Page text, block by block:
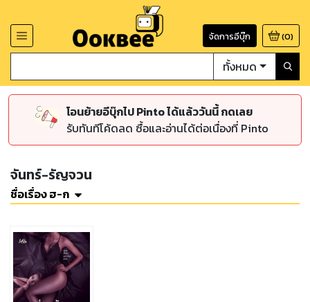
จัดการอีบุ๊ก (0)
ทั้งหมด
โอนย้ายอีบุ๊กไป Pinto ได้แล้ววันนี้ กดเลย
รับทันทีโค้ดลด ซื้อและอ่านได้ต่อเนื่องที่ Pinto
จันทร์-รัญจวน
ชื่อเรื่อง ฮ-ก